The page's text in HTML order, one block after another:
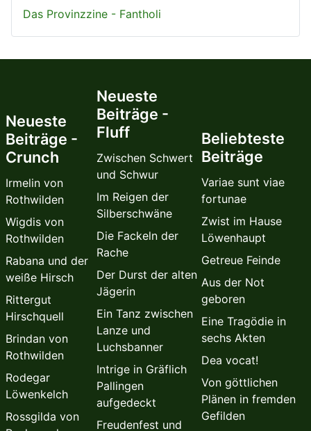
Das Provinzzine - Fantholi
Neueste
Beiträge -
Crunch
Irmelin von
Rothwilden
Wigdis von
Rothwilden
Rabana und der
weiße Hirsch
Rittergut
Hirschquell
Brindan von
Rothwilden
Rodegar
Löwenkelch
Rossgilda von
Neueste
Beiträge -
Fluff
Zwischen Schwert
und Schwur
Im Reigen der
Silberschwäne
Die Fackeln der
Rache
Der Durst der alten
Jägerin
Ein Tanz zwischen
Lanze und
Luchsbanner
Intrige in Gräflich
Pallingen
aufgedeckt
Freudenfest und
Beliebteste
Beiträge
Variae sunt viae
fortunae
Zwist im Hause
Löwenhaupt
Getreue Feinde
Aus der Not
geboren
Eine Tragödie in
sechs Akten
Dea vocat!
Von göttlichen
Plänen in fremden
Gefilden